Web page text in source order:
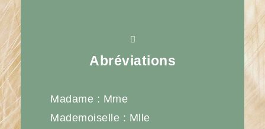
Abréviations
Madame : Mme
Mademoiselle : Mlle